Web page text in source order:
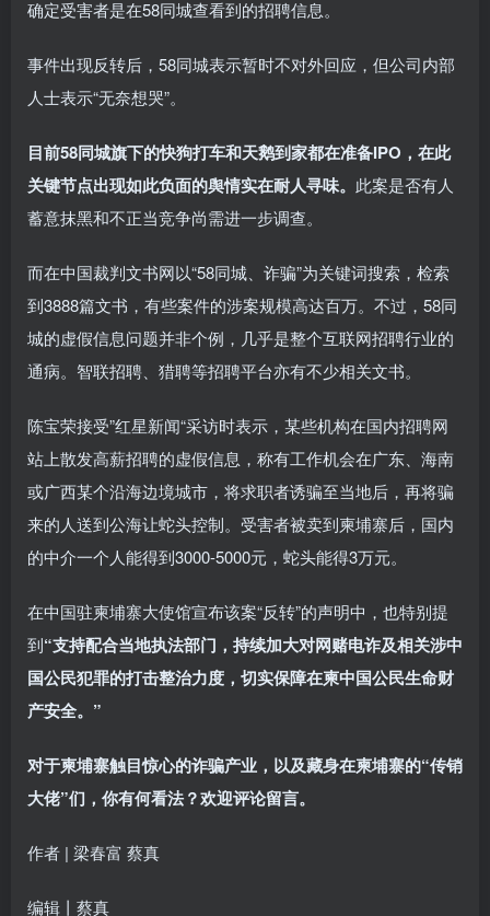
确定受害者是在58同城查看到的招聘信息。
事件出现反转后，58同城表示暂时不对外回应，但公司内部
人士表示“无奈想哭”。
目前58同城旗下的快狗打车和天鹅到家都在准备IPO，在此
关键节点出现如此负面的舆情实在耐人寻味。 此案是否有人
蓄意抹黑和不正当竞争尚需进一步调查。
而在中国裁判文书网以“58同城、诈骗”为关键词搜索，检索
到3888篇文书，有些案件的涉案规模高达百万。不过，58同
城的虚假信息问题并非个例，几乎是整个互联网招聘行业的
通病。智联招聘、猎聘等招聘平台亦有不少相关文书。
陈宝荣接受”红星新闻“采访时表示，某些机构在国内招聘网
站上散发高薪招聘的虚假信息，称有工作机会在广东、海南
或广西某个沿海边境城市，将求职者诱骗至当地后，再将骗
来的人送到公海让蛇头控制。受害者被卖到柬埔寨后，国内
的中介一个人能得到3000-5000元，蛇头能得3万元。
在中国驻柬埔寨大使馆宣布该案“反转”的声明中，也特别提
到“支持配合当地执法部门，持续加大对网赌电诈及相关涉中
国公民犯罪的打击整治力度，切实保障在柬中国公民生命财
产安全。”
对于柬埔寨触目惊心的诈骗产业，以及藏身在柬埔寨的“传销
大佬”们，你有何看法？欢迎评论留言。
作者 | 梁春富 蔡真
编辑丨蔡真